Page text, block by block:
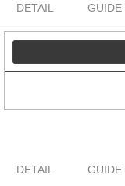
DETAIL GUIDE
DETAIL GUIDE